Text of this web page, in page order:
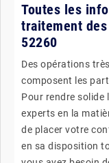
Toutes les
traitement
52260
Des opérations
composent les
Pour rendre solide
experts en la
de placer votre
en sa disposition